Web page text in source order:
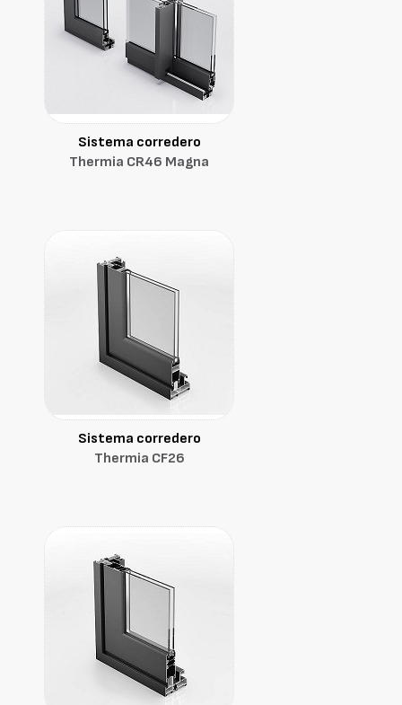
Sistema corredero
Thermia CR46 Magna
Sistema corredero
Thermia CF26